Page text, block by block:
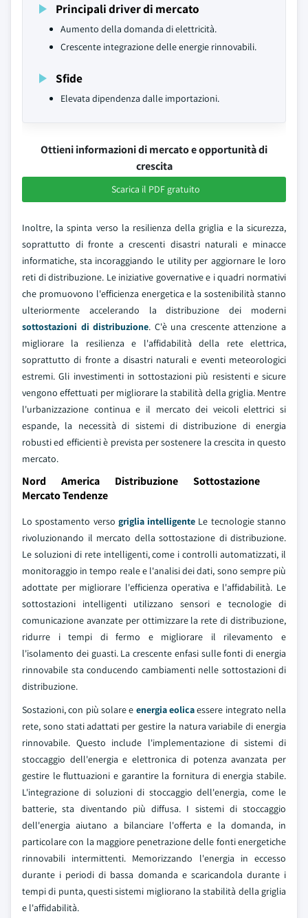
Principali driver di mercato
Aumento della domanda di elettricità.
Crescente integrazione delle energie rinnovabili.
Sfide
Elevata dipendenza dalle importazioni.
Ottieni informazioni di mercato e opportunità di
crescita
Scarica il PDF gratuito
Inoltre, la spinta verso la resilienza della griglia e la sicurezza,
soprattutto di fronte a crescenti disastri naturali e minacce
informatiche, sta incoraggiando le utility per aggiornare le loro
reti di distribuzione. Le iniziative governative e i quadri normativi
che promuovono l'efficienza energetica e la sostenibilità stanno
ulteriormente accelerando la distribuzione dei moderni
sottostazioni di distribuzione. C'è una crescente attenzione a
migliorare la resilienza e l'affidabilità della rete elettrica,
soprattutto di fronte a disastri naturali e eventi meteorologici
estremi. Gli investimenti in sottostazioni più resistenti e sicure
vengono effettuati per migliorare la stabilità della griglia. Mentre
l'urbanizzazione continua e il mercato dei veicoli elettrici si
espande, la necessità di sistemi di distribuzione di energia
robusti ed efficienti è prevista per sostenere la crescita in questo
mercato.
Nord America Distribuzione Sottostazione
Mercato Tendenze
Lo spostamento verso griglia intelligente Le tecnologie stanno
rivoluzionando il mercato della sottostazione di distribuzione.
Le soluzioni di rete intelligenti, come i controlli automatizzati, il
monitoraggio in tempo reale e l'analisi dei dati, sono sempre più
adottate per migliorare l'efficienza operativa e l'affidabilità. Le
sottostazioni intelligenti utilizzano sensori e tecnologie di
comunicazione avanzate per ottimizzare la rete di distribuzione,
ridurre i tempi di fermo e migliorare il rilevamento e
l'isolamento dei guasti. La crescente enfasi sulle fonti di energia
rinnovabile sta conducendo cambiamenti nelle sottostazioni di
distribuzione.
Sostazioni, con più solare e energia eolicaessere integrato nella
rete, sono stati adattati per gestire la natura variabile di energia
rinnovabile. Questo include l'implementazione di sistemi di
stoccaggio dell'energia e elettronica di potenza avanzata per
gestire le fluttuazioni e garantire la fornitura di energia stabile.
L'integrazione di soluzioni di stoccaggio dell'energia, come le
batterie, sta diventando più diffusa. I sistemi di stoccaggio
dell'energia aiutano a bilanciare l'offerta e la domanda, in
particolare con la maggiore penetrazione delle fonti energetiche
rinnovabili intermittenti. Memorizzando l'energia in eccesso
durante i periodi di bassa domanda e scaricandola durante i
tempi di punta, questi sistemi migliorano la stabilità della griglia
e l'affidabilità.